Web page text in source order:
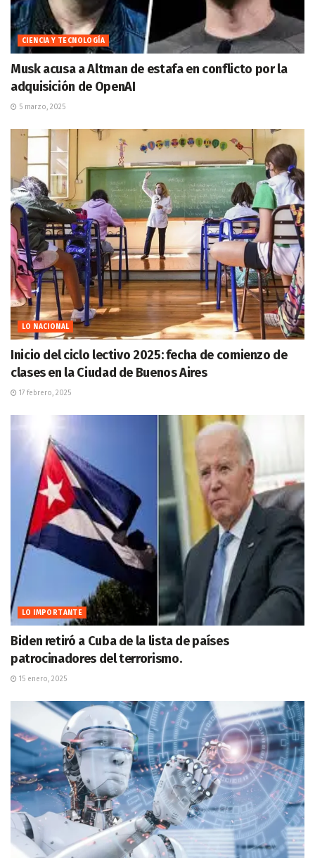
CIENCIA Y TECNOLOGÍA
Musk acusa a Altman de estafa en conflicto por la
adquisición de OpenAI
5 marzo, 2025
LO NACIONAL
Inicio del ciclo lectivo 2025: fecha de comienzo de
clases en la Ciudad de Buenos Aires
17 febrero, 2025
LO IMPORTANTE
Biden retiró a Cuba de la lista de países
patrocinadores del terrorismo.
15 enero, 2025